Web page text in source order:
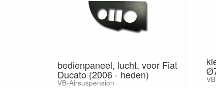
bedienpaneel, lucht, voor Fiat
Ducato (2006 - heden)
VB-Airsuspension